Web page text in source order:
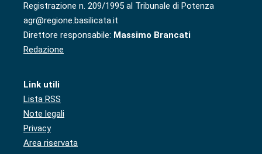
Registrazione n. 209/1995 al Tribunale di Potenza
agr@regione.basilicata.it
Direttore responsabile: Massimo Brancati
Redazione
Link utili
Lista RSS
Note legali
Privacy
Area riservata